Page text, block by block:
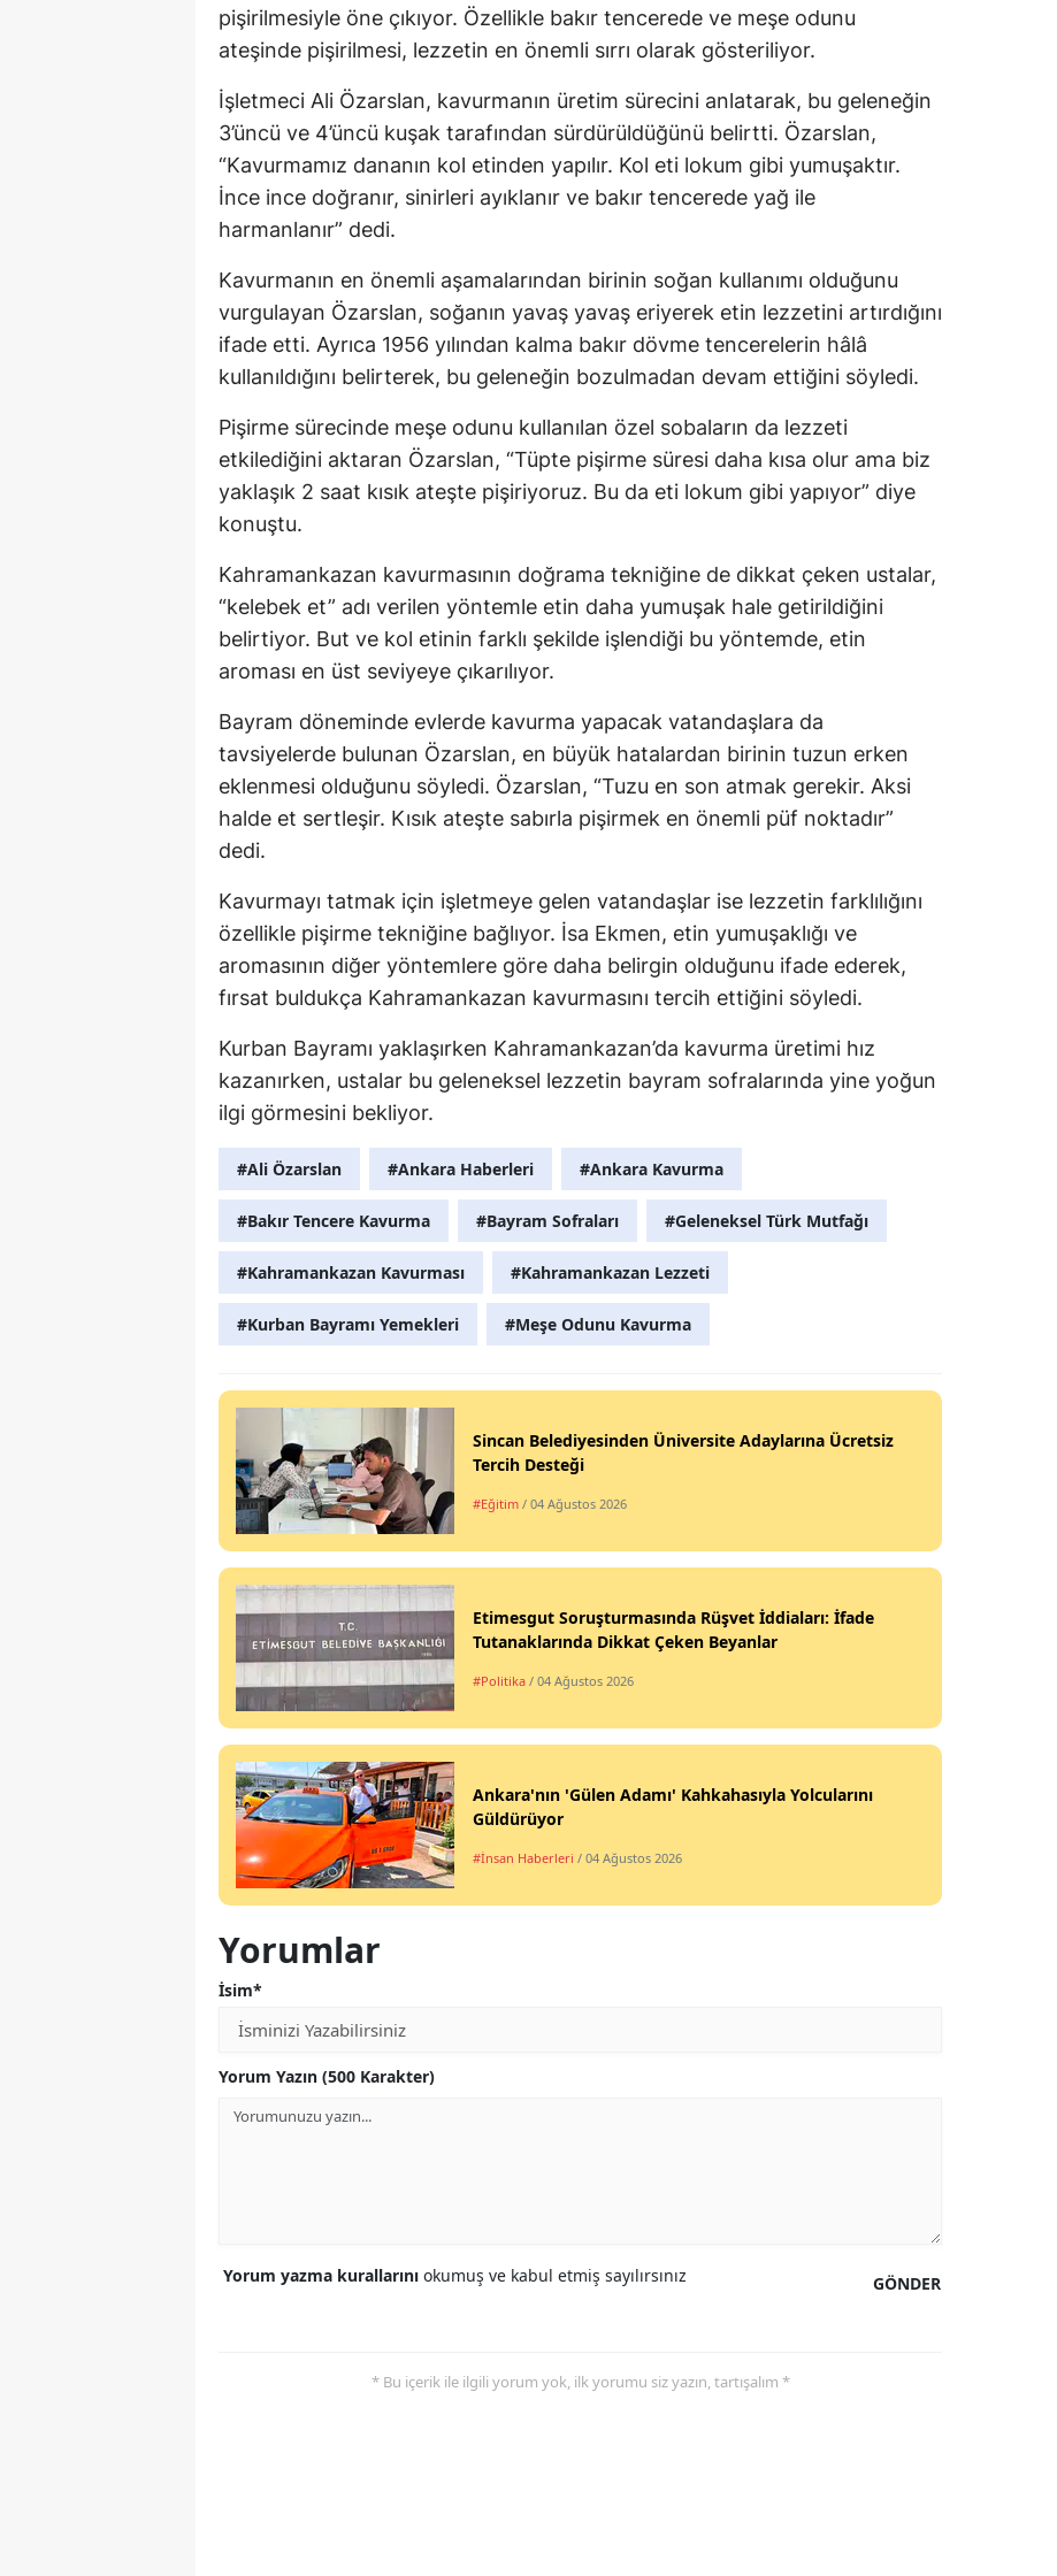
pişirilmesiyle öne çıkıyor. Özellikle bakır tencerede ve meşe odunu
ateşinde pişirilmesi, lezzetin en önemli sırrı olarak gösteriliyor.
İşletmeci Ali Özarslan, kavurmanın üretim sürecini anlatarak, bu geleneğin
3’üncü ve 4’üncü kuşak tarafından sürdürüldüğünü belirtti. Özarslan,
“Kavurmamız dananın kol etinden yapılır. Kol eti lokum gibi yumuşaktır.
İnce ince doğranır, sinirleri ayıklanır ve bakır tencerede yağ ile
harmanlanır” dedi.
Kavurmanın en önemli aşamalarından birinin soğan kullanımı olduğunu
vurgulayan Özarslan, soğanın yavaş yavaş eriyerek etin lezzetini artırdığını
ifade etti. Ayrıca 1956 yılından kalma bakır dövme tencerelerin hâlâ
kullanıldığını belirterek, bu geleneğin bozulmadan devam ettiğini söyledi.
Pişirme sürecinde meşe odunu kullanılan özel sobaların da lezzeti
etkilediğini aktaran Özarslan, “Tüpte pişirme süresi daha kısa olur ama biz
yaklaşık 2 saat kısık ateşte pişiriyoruz. Bu da eti lokum gibi yapıyor” diye
konuştu.
Kahramankazan kavurmasının doğrama tekniğine de dikkat çeken ustalar,
“kelebek et” adı verilen yöntemle etin daha yumuşak hale getirildiğini
belirtiyor. But ve kol etinin farklı şekilde işlendiği bu yöntemde, etin
aroması en üst seviyeye çıkarılıyor.
Bayram döneminde evlerde kavurma yapacak vatandaşlara da
tavsiyelerde bulunan Özarslan, en büyük hatalardan birinin tuzun erken
eklenmesi olduğunu söyledi. Özarslan, “Tuzu en son atmak gerekir. Aksi
halde et sertleşir. Kısık ateşte sabırla pişirmek en önemli püf noktadır”
dedi.
Kavurmayı tatmak için işletmeye gelen vatandaşlar ise lezzetin farklılığını
özellikle pişirme tekniğine bağlıyor. İsa Ekmen, etin yumuşaklığı ve
aromasının diğer yöntemlere göre daha belirgin olduğunu ifade ederek,
fırsat buldukça Kahramankazan kavurmasını tercih ettiğini söyledi.
Kurban Bayramı yaklaşırken Kahramankazan’da kavurma üretimi hız
kazanırken, ustalar bu geleneksel lezzetin bayram sofralarında yine yoğun
ilgi görmesini bekliyor.
#Ali Özarslan #Ankara Haberleri #Ankara Kavurma
#Bakır Tencere Kavurma #Bayram Sofraları #Geleneksel Türk Mutfağı
#Kahramankazan Kavurması #Kahramankazan Lezzeti
#Kurban Bayramı Yemekleri #Meşe Odunu Kavurma
Sincan Belediyesinden Üniversite Adaylarına Ücretsiz
Tercih Desteği
#Eğitim / 04 Ağustos 2026
Etimesgut Soruşturmasında Rüşvet İddiaları: İfade
Tutanaklarında Dikkat Çeken Beyanlar
#Politika / 04 Ağustos 2026
Ankara'nın 'Gülen Adamı' Kahkahasıyla Yolcularını
Güldürüyor
#İnsan Haberleri / 04 Ağustos 2026
Yorumlar
İsim*
Yorum Yazın (500 Karakter)
GÖNDER
Yorum yazma kurallarını okumuş ve kabul etmiş sayılırsınız
* Bu içerik ile ilgili yorum yok, ilk yorumu siz yazın, tartışalım *